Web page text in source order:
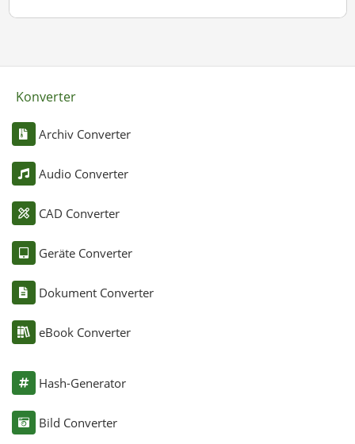
Konverter
Archiv Converter
Audio Converter
CAD Converter
Geräte Converter
Dokument Converter
eBook Converter
Hash-Generator
Bild Converter